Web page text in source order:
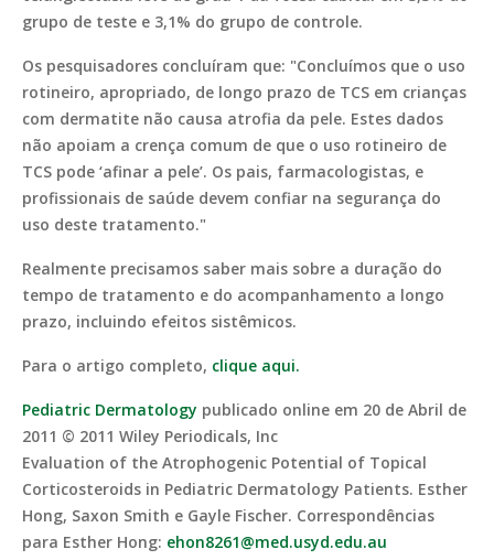
grupo de teste e 3,1% do grupo de controle.
Os pesquisadores concluíram que: "Concluímos que o uso
rotineiro, apropriado, de longo prazo de TCS em crianças
com dermatite não causa atrofia da pele. Estes dados
não apoiam a crença comum de que o uso rotineiro de
TCS pode ‘afinar a pele’. Os pais, farmacologistas, e
profissionais de saúde devem confiar na segurança do
uso deste tratamento."
Realmente precisamos saber mais sobre a duração do
tempo de tratamento e do acompanhamento a longo
prazo, incluindo efeitos sistêmicos.
Para o artigo completo, clique aqui.
Pediatric Dermatology publicado online em 20 de Abril de
2011 © 2011 Wiley Periodicals, Inc
Evaluation of the Atrophogenic Potential of Topical
Corticosteroids in Pediatric Dermatology Patients. Esther
Hong, Saxon Smith e Gayle Fischer. Correspondências
para Esther Hong: ehon8261@med.usyd.edu.au